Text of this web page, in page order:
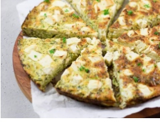
MIT
BLUMENKOHL-
CHIPS